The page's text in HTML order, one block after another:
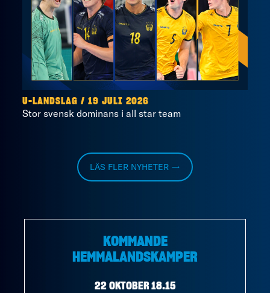
U-LANDSLAG / 19 JULI 2026
Stor svensk dominans i all star team
LÄS FLER NYHETER →
KOMMANDE
HEMMALANDSKAMPER
22 OKTOBER 18.15